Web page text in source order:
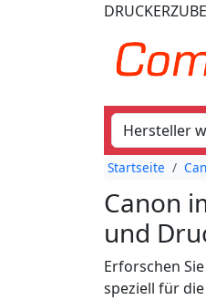
Startseite
Canon
und
Erforschen
speziell für die